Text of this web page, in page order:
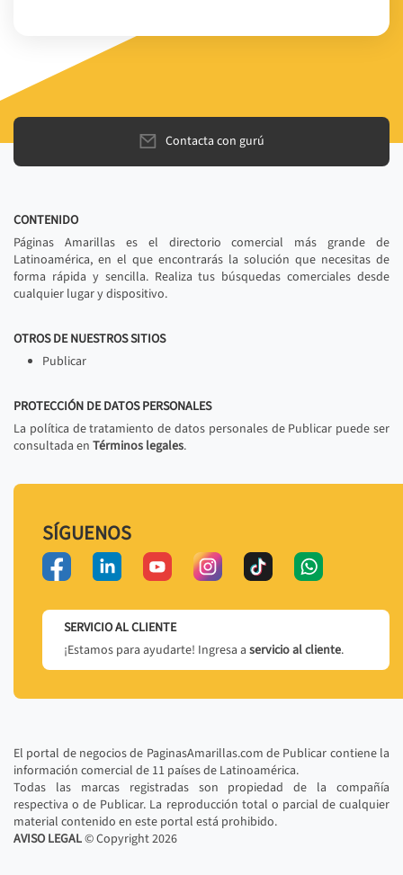
Contacta con gurú
CONTENIDO
Páginas Amarillas es el directorio comercial más grande de
Latinoamérica, en el que encontrarás la solución que necesitas de
forma rápida y sencilla. Realiza tus búsquedas comerciales desde
cualquier lugar y dispositivo.
OTROS DE NUESTROS SITIOS
Publicar
PROTECCIÓN DE DATOS PERSONALES
La política de tratamiento de datos personales de Publicar puede ser
consultada en Términos legales.
SÍGUENOS
SERVICIO AL CLIENTE
¡Estamos para ayudarte! Ingresa a servicio al cliente.
El portal de negocios de PaginasAmarillas.com de Publicar contiene la
información comercial de 11 países de Latinoamérica.
Todas las marcas registradas son propiedad de la compañía
respectiva o de Publicar. La reproducción total o parcial de cualquier
material contenido en este portal está prohibido.
AVISO LEGAL© Copyright2026